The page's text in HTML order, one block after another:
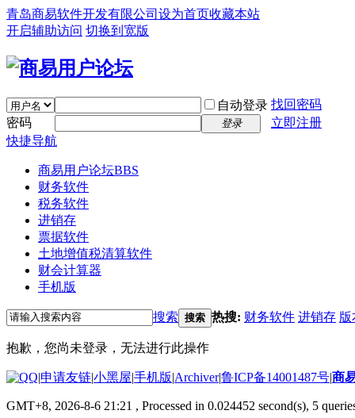
青岛商易软件开发有限公司 设为首页收藏本站
开启辅助访问 切换到宽版
自动登录 找回密码
密码
登录
立即注册
快捷导航
商易用户论坛BBS
财务软件
税务软件
进销存
票据软件
土地增值税清算软件
财会计算器
手机版
搜索 搜索 热搜: 财务软件 进销存 版
抱歉，您尚未登录，无法进行此操作
|申请友链|小黑屋|手机版|Archiver|鲁ICP备14001487号|商
GMT+8, 2026-8-6 21:21 , Processed in 0.024452 second(s), 5